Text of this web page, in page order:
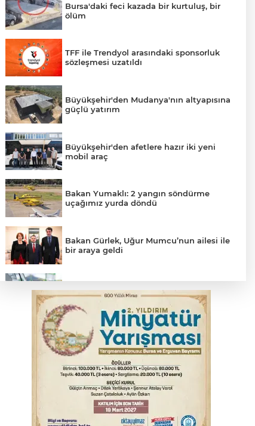
Bursa'daki feci kazada bir kurtuluş, bir
ölüm
TFF ile Trendyol arasındaki sponsorluk
sözleşmesi uzatıldı
Büyükşehir'den Mudanya'nın altyapısına
güçlü yatırım
Büyükşehir'den afetlere hazır iki yeni
mobil araç
Bakan Yumaklı: 2 yangın söndürme
uçağımız yurda döndü
Bakan Gürlek, Uğur Mumcu’nun ailesi ile
bir araya geldi
yansıyacak mı?
YENİ Parti Genel Başkanı Özel'den
Çerçeve Yasa yorumu
Serbest piyasada döviz fiyatları